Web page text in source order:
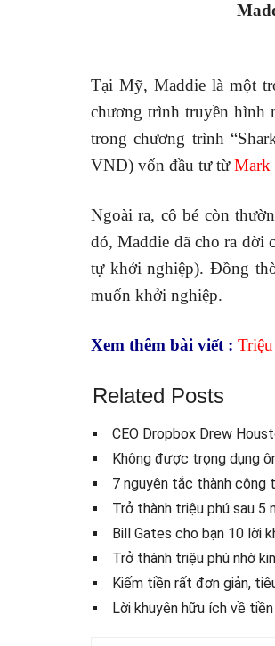
Tại Mỹ, Maddie là một
chương trình truyền hình
trong chương trình
VND) vốn đầu tư từMark
Ngoài ra, cô bé còn
đó, Maddie đã cho ra đời
tự khởi nghiệp). Đồng
muốn khởi nghiệp.
Xem thêm bài viết :
Related Posts
CEO Dropbox Drew
Không được trọng dụng
7 nguyên tắc thành công
Trở thành triệu phú sau 5
Bill Gates cho bạn 10 lời
Trở thành triệu phú nhờ
Kiếm tiền rất đơn giản,
Lời khuyên hữu ích về